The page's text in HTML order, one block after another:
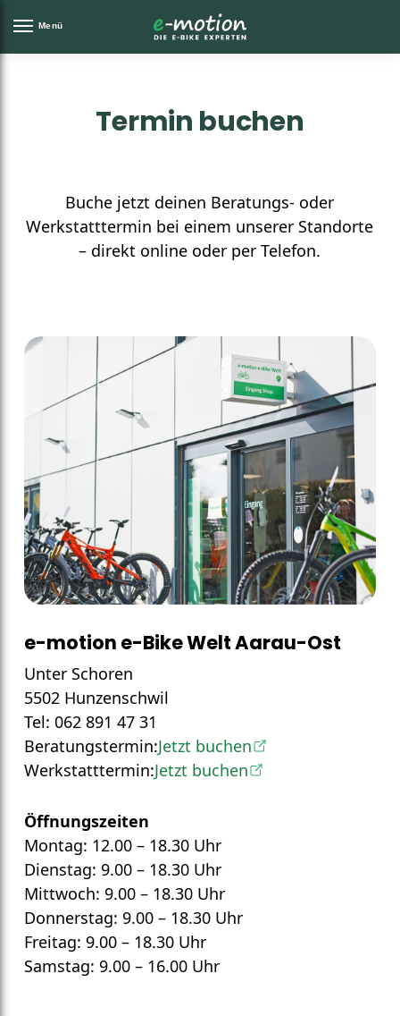
Menü
Termin buchen
Buche jetzt deinen Beratungs- oder
Werkstatttermin bei einem unserer Standorte
– direkt online oder per Telefon.
e-motion e-Bike Welt Aarau-Ost
Unter Schoren
5502 Hunzenschwil
Tel: 062 891 47 31
Beratungstermin:Jetzt buchen
Werkstatttermin:Jetzt buchen
Öffnungszeiten
Montag: 12.00 – 18.30 Uhr
Dienstag: 9.00 – 18.30 Uhr
Mittwoch: 9.00 – 18.30 Uhr
Donnerstag: 9.00 – 18.30 Uhr
Freitag: 9.00 – 18.30 Uhr
Samstag: 9.00 – 16.00 Uhr